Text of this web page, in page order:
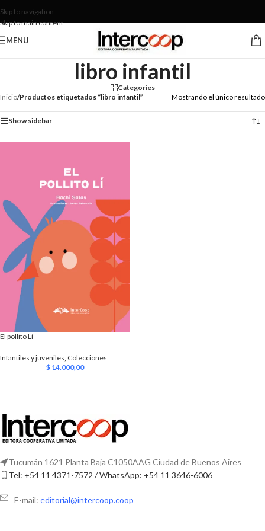
Skip to navigation
Skip to main content
MENU
libro infantil
Categories
Inicio/Productos etiquetados “libro infantil” Mostrando el único resultado
Show sidebar
El pollito Lí
Infantiles y juveniles Colecciones
$14.000,00
Tucumán 1621 Planta Baja C1050AAG Ciudad de Buenos Aires
Tel: +54 11 4371-7572 / WhatsApp: +54 11 3646-6006
E-mail: editorial@intercoop.coop